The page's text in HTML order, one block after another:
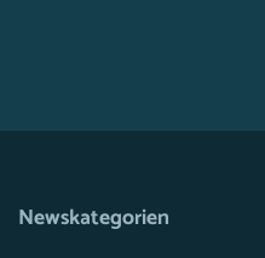
Newskategorien